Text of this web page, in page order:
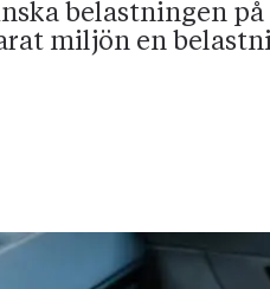
belastningen
miljön en